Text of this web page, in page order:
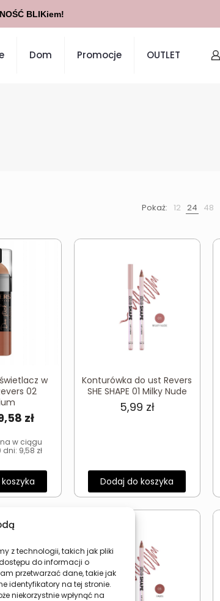
z technologii, takich jak pliki
do informacji o
przetwarzać dane, takie jak
identyfikatory na tej stronie.
niekorzystnie wpłynąć na
Dom Promocje OUTLET
Pokaż: 12 24 48
w
02
zł.
złAktualna
wynosi:
9,58 zł.
w ciągu
dni: 9,58 zł
Konturówka do ust Revers
SHE SHAPE 01 Milky Nude
5,99 zł
Dodaj do koszyka
BLIKiem!